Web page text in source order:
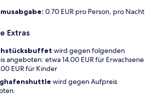
0.70 EUR pro Person, pro Nacht
Extras
wird gegen folgenden
angeboten: etwa 14.00 EUR für Erwachsene
EUR für Kinder
wird gegen Aufpreis